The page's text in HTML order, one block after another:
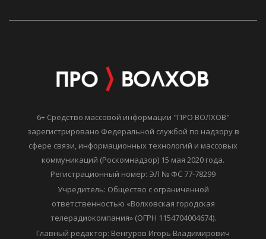
6+ Средство массовой информации "ПРО ВОЛХОВ"
зарегистрировано Федеральной службой по надзору в
сфере связи, информационных технологий и массовых
коммуникаций (Роскомнадзор) 15 мая 2020 года.
Регистрационный номер: ЭЛ № ФС 77-78299
Учредитель: Общество с ограниченной
ответственностью «Волховская городская
телерадиокомпания» (ОГРН 1154704004674).
Главный редактор: Венгуров Игорь Владимирович